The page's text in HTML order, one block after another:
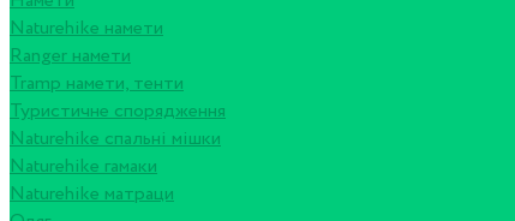
Naturehike намети
Ranger намети
Tramp намети, тенти
Туристичне спорядження
Naturehike спальні мішки
Naturehike гамаки
Naturehike матраци